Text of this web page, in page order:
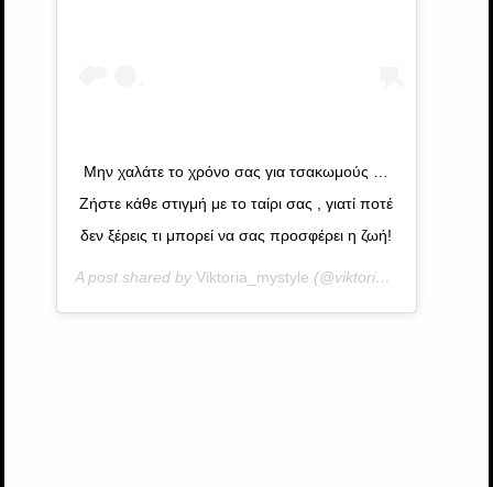
Μην χαλάτε το χρόνο σας για τσακωμούς …
Ζήστε κάθε στιγμή με το ταίρι σας , γιατί ποτέ
δεν ξέρεις τι μπορεί να σας προσφέρει η ζωή!
A post shared by Viktoria_mystyle (@viktoria_mystyle) on